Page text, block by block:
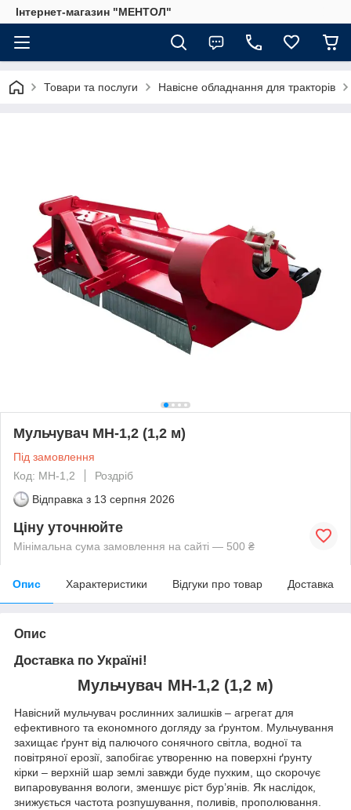
Інтернет-магазин "МЕНТОЛ"
Товари та послуги Навісне обладнання для тракторів
Мульчувач МН-1,2 (1,2 м)
Під замовлення
Код: МН-1,2
Роздріб
Відправка з 13 серпня 2026
Ціну уточнюйте
Мінімальна сума замовлення на сайті — 500 ₴
Опис Характеристики Відгуки про товар Доставка
Опис
Доставка по Україні!
Мульчувач МН-1,2 (1,2 м)
Навісний мульчувач рослинних залишків – агрегат для
ефективного та економного догляду за ґрунтом. Мульчування
захищає ґрунт від палючого сонячного світла, водної та
повітряної ерозії, запобігає утворенню на поверхні ґрунту
кірки – верхній шар землі завжди буде пухким, що скорочує
випаровування вологи, зменшує ріст бур’янів. Як наслідок,
знижується частота розпушування, поливів, прополювання.